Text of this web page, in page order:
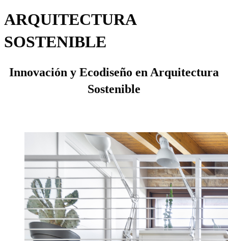
ARQUITECTURA
SOSTENIBLE
Innovación y Ecodiseño en Arquitectura
Sostenible